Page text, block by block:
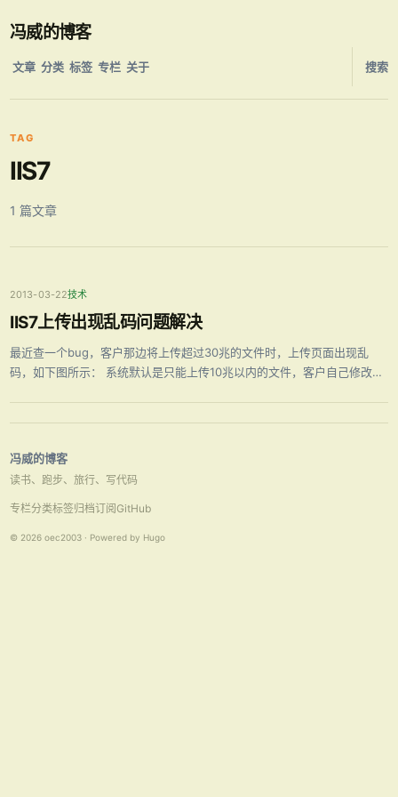
冯威的博客
文章 分类 标签 专栏 关于 搜索
TAG
IIS7
1 篇文章
2013-03-22技术
IIS7上传出现乱码问题解决
最近查一个bug，客户那边将上传超过30兆的文件时，上传页面出现乱
码，如下图所示： 系统默认是只能上传10兆以内的文件，客户自己修改了
冯威的博客
读书、跑步、旅行、写代码
专栏分类标签归档订阅GitHub
© 2026 oec2003 · Powered by Hugo